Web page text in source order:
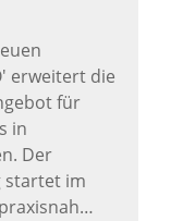
erweitert die
für
in
Der
startet im